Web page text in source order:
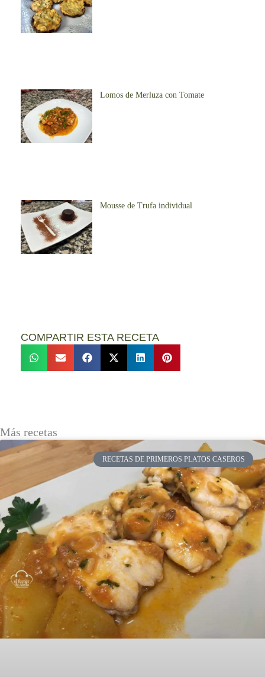
Lomos de Merluza con Tomate
Mousse de Trufa individual
COMPARTIR ESTA RECETA
Más recetas
RECETAS DE PRIMEROS PLATOS CASEROS